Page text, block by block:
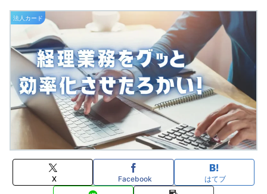
法人カード
X Facebook はてブ